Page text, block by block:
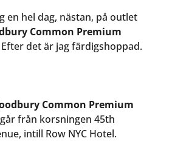
en hel dag, nästan, på outlet
Common Premium
det är jag färdigshoppad.
Common Premium
från korsningen 45th
intill Row NYC Hotel.